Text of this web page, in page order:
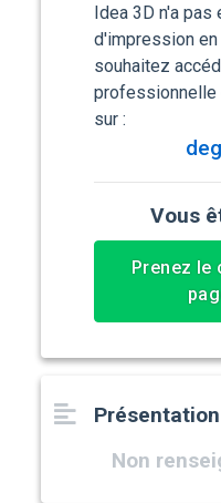
Présentation
Non
Idea 3D n'a
d'impression
souhaitez
professionnelle
sur :
Vous
Prenez le